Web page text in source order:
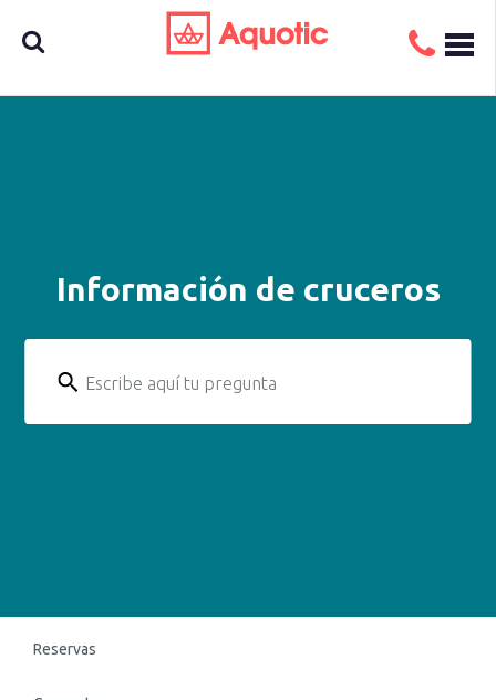
Información de cruceros
Escribe aquí tu pregunta
Reservas